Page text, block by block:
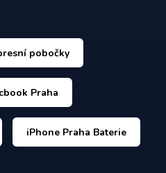
pobočky
Praha
iPhone Praha Baterie